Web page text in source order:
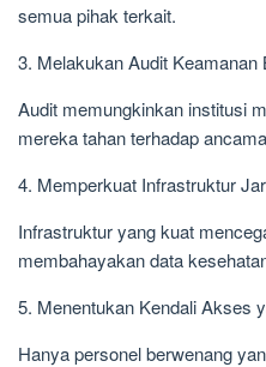
semua pihak terkait.
3. Melakukan Audit Keamanan
Audit memungkinkan institusi
mereka tahan terhadap
4. Memperkuat Infrastruktur
Infrastruktur yang kuat
membahayakan data
5. Menentukan Kendali Akses
Hanya personel berwenang